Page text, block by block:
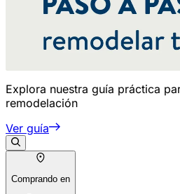
Explora nuestra guía práctica
remodelación
Ver guía
Comprando en